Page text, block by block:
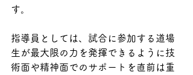
す。
指導員としては、試合に参加する道場
生が最大限の力を発揮できるように技
術面や精神面でのサポートを直前は重